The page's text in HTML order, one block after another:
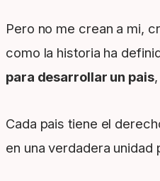
Pero no me crean a mi,
como la historia ha
para desarrollar un pais
Cada pais tiene el
en una verdadera